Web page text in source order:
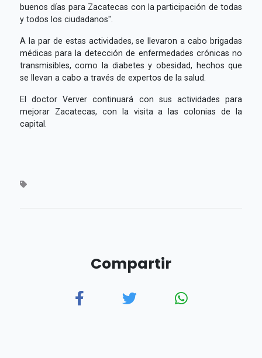
buenos días para Zacatecas con la participación de todas
y todos los ciudadanos".
A la par de estas actividades, se llevaron a cabo brigadas
médicas para la detección de enfermedades crónicas no
transmisibles, como la diabetes y obesidad, hechos que
se llevan a cabo a través de expertos de la salud.
El doctor Verver continuará con sus actividades para
mejorar Zacatecas, con la visita a las colonias de la
capital.
Compartir